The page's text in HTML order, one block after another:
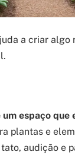
a criar algo
espaço que
plantas e
audição e